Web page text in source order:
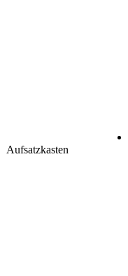
Aufsatzkasten